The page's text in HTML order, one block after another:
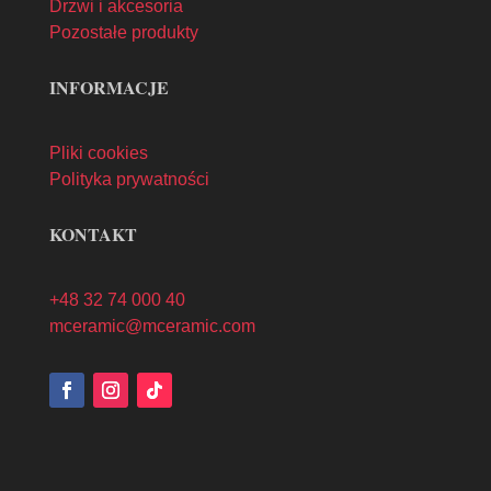
Drzwi i akcesoria
Pozostałe produkty
INFORMACJE
Pliki cookies
Polityka prywatności
KONTAKT
+48 32 74 000 40
mceramic@mceramic.com